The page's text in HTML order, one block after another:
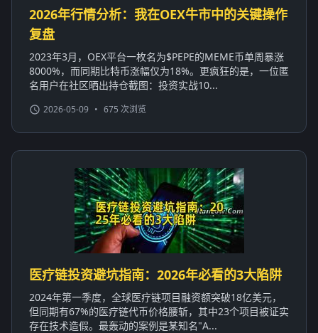
2026年行情分析：我在OEX牛市中的关键操作
复盘
2023年3月，OEX平台一枚名为$PEPE的MEME币单周暴涨
8000%，而同期比特币涨幅仅为18%。更疯狂的是，一位匿
名用户在社区晒出持仓截图：投资实战10...
2026-05-09 • 675 次浏览
医疗链投资避坑指南：2026年必看的3大陷阱
2024年第一季度，全球医疗链项目融资额突破18亿美元，
但同期有67%的医疗链代币价格腰斩，其中23个项目被证实
存在技术造假。最轰动的案例是某知名"A...